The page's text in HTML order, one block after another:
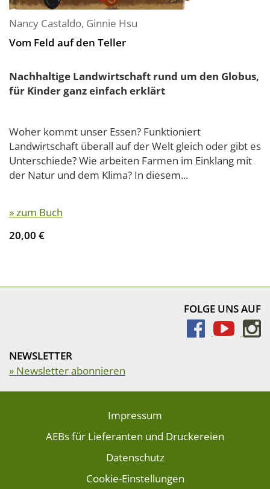
Nancy Castaldo, Ginnie Hsu
Vom Feld auf den Teller
Nachhaltige Landwirtschaft rund um den Globus,
für Kinder ganz einfach erklärt
Woher kommt unser Essen? Funktioniert
Landwirtschaft überall auf der Welt gleich oder gibt es
Unterschiede? Wie arbeiten Farmen im Einklang mit
der Natur und dem Klima? In diesem...
» zum Buch
20,00 €
FOLGE UNS AUF
NEWSLETTER
» Newsletter abonnieren
Impressum
AEBs für Lieferanten und Druckereien
Datenschutz
Cookie-Einstellungen